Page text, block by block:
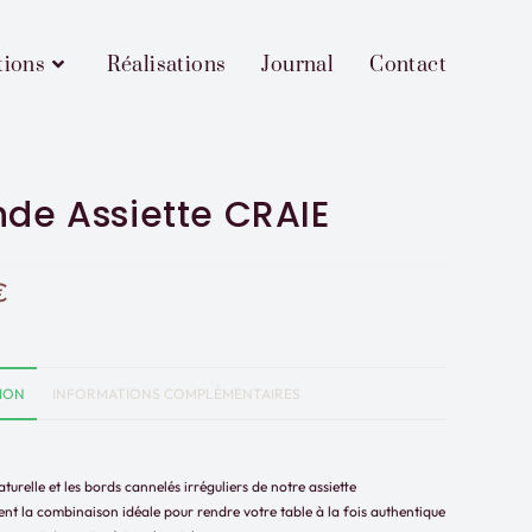
Réalisations Journal Contact
Assiette CRAIE
INFORMATIONS COMPLÉMENTAIRES
et les bords cannelés irréguliers de notre assiette
la combinaison idéale pour rendre votre table à la fois authentique